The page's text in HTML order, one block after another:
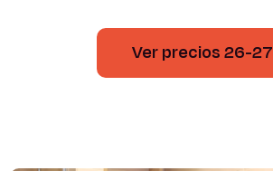
Ver precios 26-27